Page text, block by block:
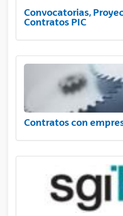
Convocatorias,
Contratos PIC
Contratos con